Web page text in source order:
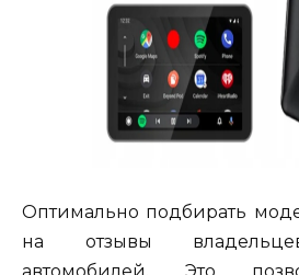
Оптимально подбирать
на отзывы